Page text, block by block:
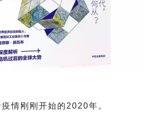
情刚刚开始的2020年。